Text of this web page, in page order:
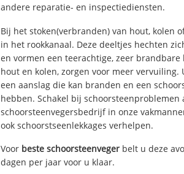
andere reparatie- en inspectiediensten.
Bij het stoken(verbranden) van hout, kolen
in het rookkanaal. Deze deeltjes hechten
en vormen een teerachtige, zeer brandbare
hout en kolen, zorgen voor meer vervuiling.
een aanslag die kan branden en een
hebben. Schakel bij schoorsteenproblemen
schoorsteenvegersbedrijf in onze
ook schoorstseenlekkages verhelpen.
Voor beste schoorsteenveger belt u deze
dagen per jaar voor u klaar.